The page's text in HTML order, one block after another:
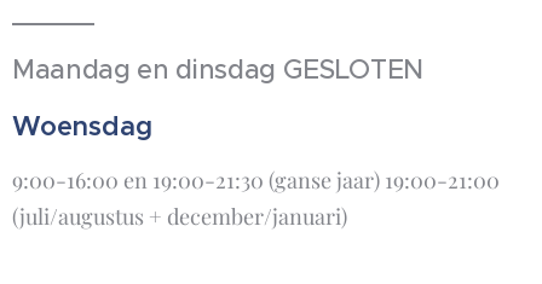
Maandag en dinsdag GESLOTEN
Woensdag
9:00-16:00 en 19:00-21:30 (ganse jaar) 19:00-21:00
(juli/augustus + december/januari)